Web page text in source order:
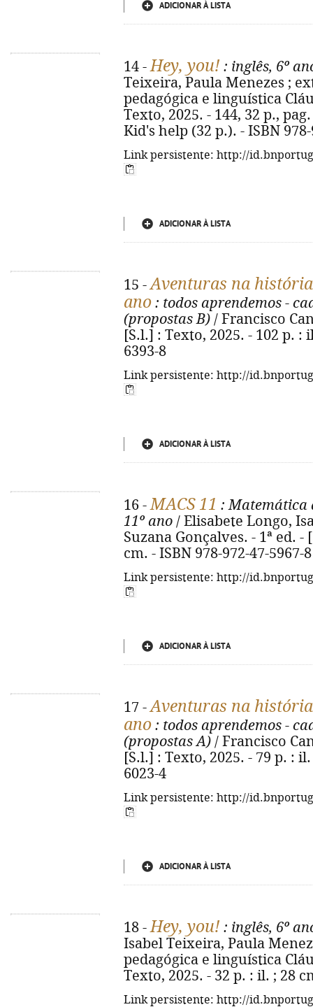
ADICIONAR À LISTA
14 -Hey, you! : inglês, 6º
Teixeira, Paula Menezes ;
pedagógica e linguística
Texto, 2025. - 144, 32 p.,
Kid's help (32 p.). - ISBN
Link persistente: http://
ADICIONAR À LISTA
15 -Aventuras na
ano : todos aprendemos -
(propostas B) / Francisco
[S.l.] : Texto, 2025. - 102 p. :
6393-8
Link persistente: http://
ADICIONAR À LISTA
16 -MACS 11 : Matemática
11º ano / Elisabete Longo,
Suzana Gonçalves. - 1ª ed.
cm. - ISBN 978-972-47-5967-8
Link persistente: http://
ADICIONAR À LISTA
17 -Aventuras na
ano : todos aprendemos -
(propostas A) / Francisco
[S.l.] : Texto, 2025. - 79 p. :
6023-4
Link persistente: http://
ADICIONAR À LISTA
18 -Hey, you! : inglês, 6º
Isabel Teixeira, Paula
pedagógica e linguística
Texto, 2025. - 32 p. : il. ; 28
Link persistente: http://